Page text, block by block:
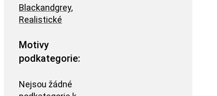
Blackandgrey,
Realistické
Motivy
podkategorie:
Nejsou žádné